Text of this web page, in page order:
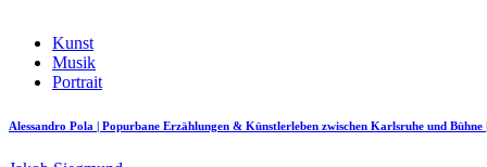
Kunst
Musik
Portrait
Alessandro Pola | Popurbane Erzählungen & Künstlerleben zwischen Karlsruhe und